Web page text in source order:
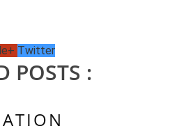
Twitter
POSTS :